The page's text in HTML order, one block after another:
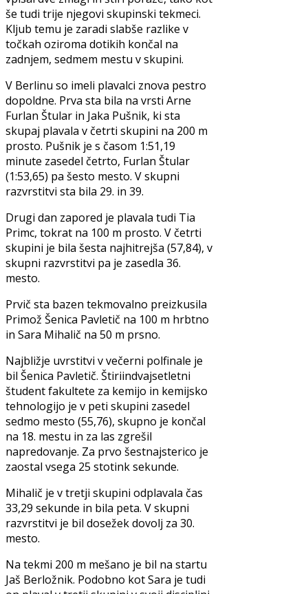
še tudi trije njegovi skupinski tekmeci.
Kljub temu je zaradi slabše razlike v
točkah oziroma dotikih končal na
zadnjem, sedmem mestu v skupini.
V Berlinu so imeli plavalci znova pestro
dopoldne. Prva sta bila na vrsti Arne
Furlan Štular in Jaka Pušnik, ki sta
skupaj plavala v četrti skupini na 200 m
prosto. Pušnik je s časom 1:51,19
minute zasedel četrto, Furlan Štular
(1:53,65) pa šesto mesto. V skupni
razvrstitvi sta bila 29. in 39.
Drugi dan zapored je plavala tudi Tia
Primc, tokrat na 100 m prosto. V četrti
skupini je bila šesta najhitrejša (57,84), v
skupni razvrstitvi pa je zasedla 36.
mesto.
Prvič sta bazen tekmovalno preizkusila
Primož Šenica Pavletič na 100 m hrbtno
in Sara Mihalič na 50 m prsno.
Najbližje uvrstitvi v večerni polfinale je
bil Šenica Pavletič. Štiriindvajsetletni
študent fakultete za kemijo in kemijsko
tehnologijo je v peti skupini zasedel
sedmo mesto (55,76), skupno je končal
na 18. mestu in za las zgrešil
napredovanje. Za prvo šestnajsterico je
zaostal vsega 25 stotink sekunde.
Mihalič je v tretji skupini odplavala čas
33,29 sekunde in bila peta. V skupni
razvrstitvi je bil dosežek dovolj za 30.
mesto.
Na tekmi 200 m mešano je bil na startu
Jaš Berložnik. Podobno kot Sara je tudi